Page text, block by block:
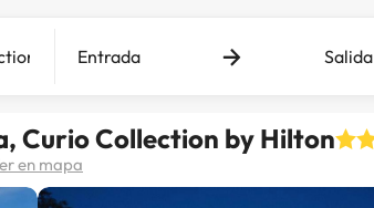
Entrada Salida
Curio Collection by Hilton
en mapa